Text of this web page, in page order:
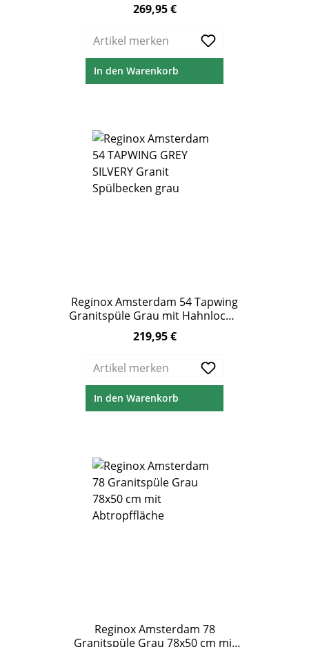
cm Unterschrank
Regulärer Preis:
269,95 €
Artikel merken
In den Warenkorb
Reginox Amsterdam 54 Tapwing
Granitspüle Grau mit Hahnloch –
ab 60 cm Unterschrank
Regulärer Preis:
219,95 €
Artikel merken
In den Warenkorb
Reginox Amsterdam 78
Granitspüle Grau 78x50 cm mit